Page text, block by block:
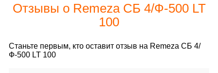
Отзывы о Remeza СБ 4/Ф-500 LT
100
Станьте первым, кто оставит отзыв на Remeza СБ 4/
Ф-500 LT 100